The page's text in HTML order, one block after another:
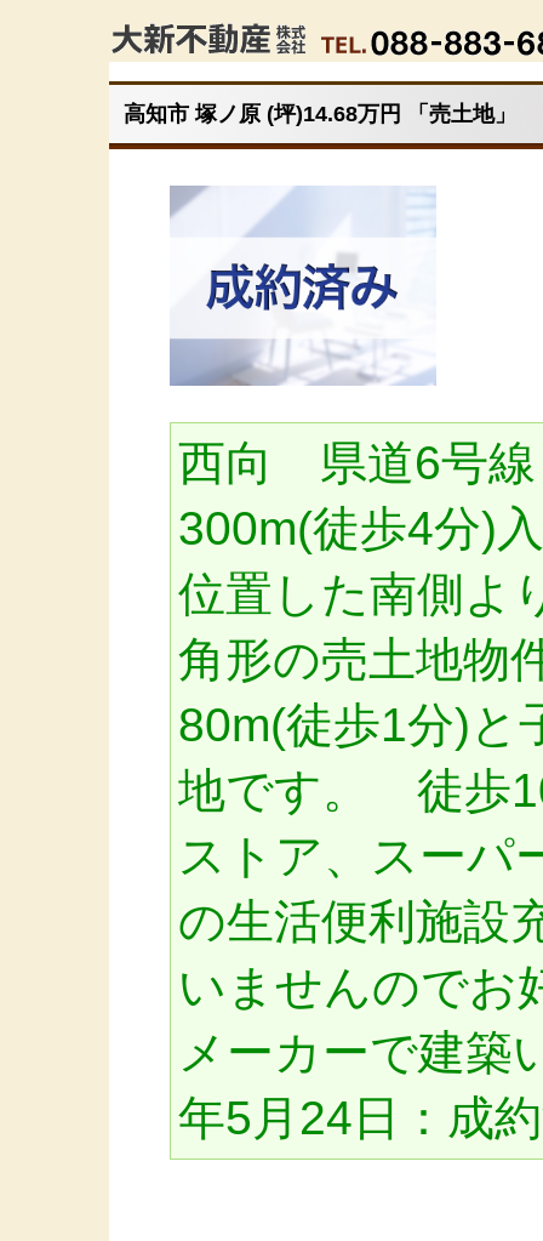
高知市 塚ノ原 (坪)14.68万円 「売土地」
西向 県道6号線
300m(徒歩4分)
位置した南側よ
角形の売土地
80m(徒歩1分)と
地です。 徒歩
ストア、スーパ
の生活便利施
いませんのでお
メーカーで建
年5月24日：成